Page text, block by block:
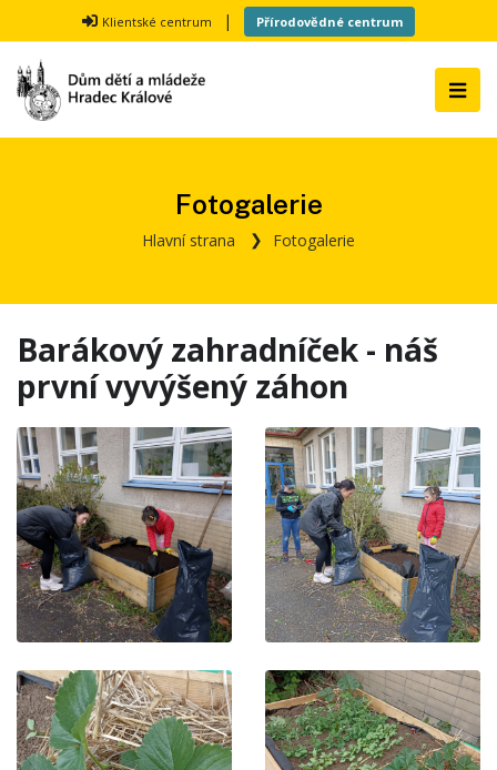
Klientské centrum | Přírodovědné centrum
Fotogalerie
Hlavní strana Fotogalerie
Barákový zahradníček - náš
první vyvýšený záhon